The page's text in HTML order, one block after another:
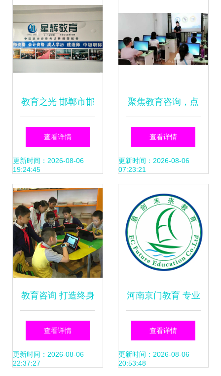
值得信赖的伙伴
教育之光 邯郸市邯
山区星之辉教育咨
询的发展与创新
查看详情
更新时间：2026-08-06
19:24:45
聚焦教育咨询，点
亮成长之路——艺
上教育信息咨询的
特色与价值
查看详情
更新时间：2026-08-06
07:23:21
教育咨询 打造终身
学习者之路——以
阜阳市快乐麦田教
查看详情
更新时间：2026-08-06
22:37:27
河南京门教育 专业
教育信息咨询助力
学生与家庭共同成
查看详情
更新时间：2026-08-06
20:53:48